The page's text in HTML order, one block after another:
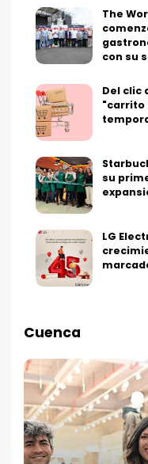
The
con su
Del clic
"carrito
su
LG
Cuenca